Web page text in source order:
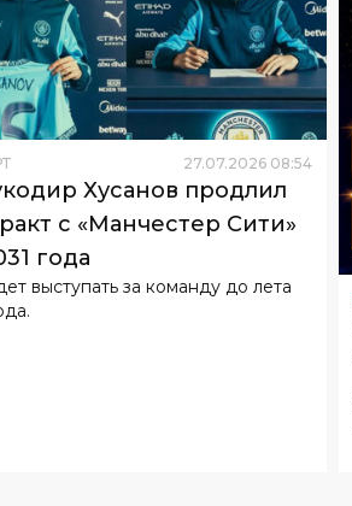
27.07.2026 08:54
Хусанов продлил
с «Манчестер Сити»
года
выступать за команду до лета